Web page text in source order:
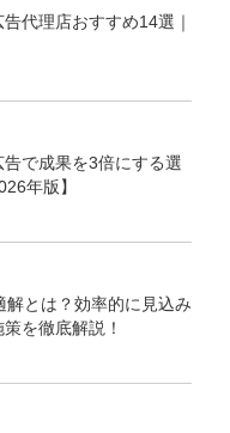
代理店おすすめ14選｜
で成果を3倍にする選
年版】
解とは？効率的に見込み
を徹底解説！